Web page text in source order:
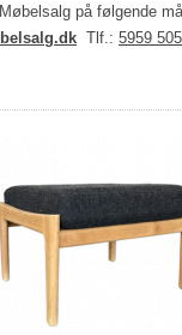
på følgende
Tlf.: 5959